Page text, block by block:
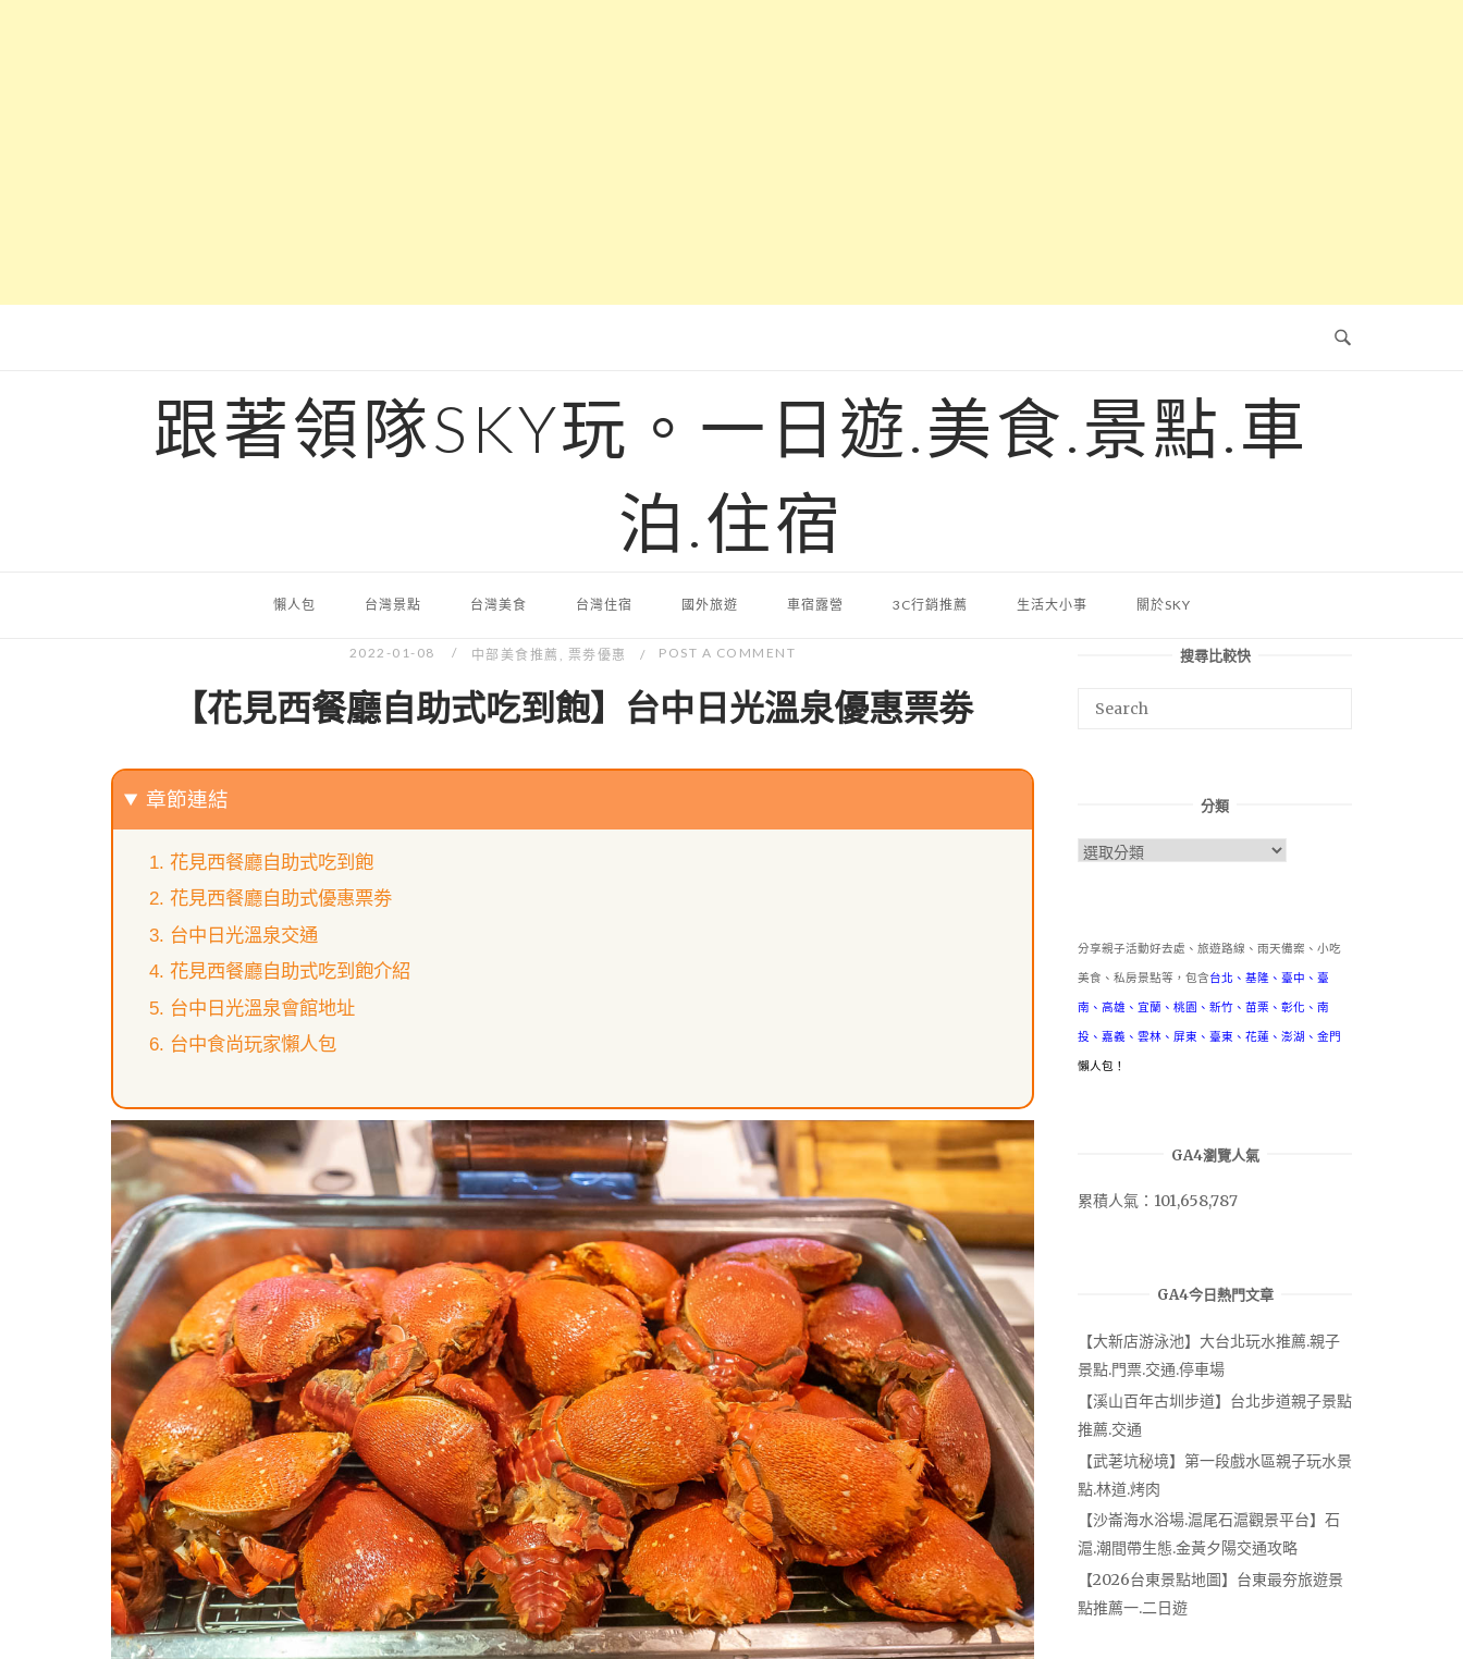
跟著領隊SKY玩。一日遊.美食.景點.車
泊.住宿
懶人包 台灣景點 台灣美食 台灣住宿 國外旅遊 車宿露營 3C行銷推薦 生活大小事 關於SKY
2022-01-08 中部美食推薦 , 票劵優惠 POST A COMMENT
【花見西餐廳自助式吃到飽】台中日光溫泉優惠票劵
章節連結
花見西餐廳自助式吃到飽
花見西餐廳自助式優惠票劵
台中日光溫泉交通
花見西餐廳自助式吃到飽介紹
台中日光溫泉會館地址
台中食尚玩家懶人包
搜尋比較快
分類
分
分享親子活動好去處、旅遊路線、雨天備案、小吃
美食、私房景點等，包含台北 、 基隆 、 臺中 、 臺
南 、 高雄 、 宜蘭 、 桃園 、 新竹 、 苗栗 、 彰化 、 南
投 、 嘉義 、 雲林 、 屏東 、 臺東 、 花蓮 、 澎湖 、 金門
懶人包！
GA4瀏覽人氣
累積人氣：101,658,787
GA4今日熱門文章
【大新店游泳池】大台北玩水推薦.親子
景點.門票.交通.停車場
【溪山百年古圳步道】台北步道親子景點
推薦.交通
【武荖坑秘境】第一段戲水區親子玩水景
點.林道.烤肉
【沙崙海水浴場.滬尾石滬觀景平台】石
滬.潮間帶生態.金黃夕陽交通攻略
【2026台東景點地圖】台東最夯旅遊景
點推薦一.二日遊